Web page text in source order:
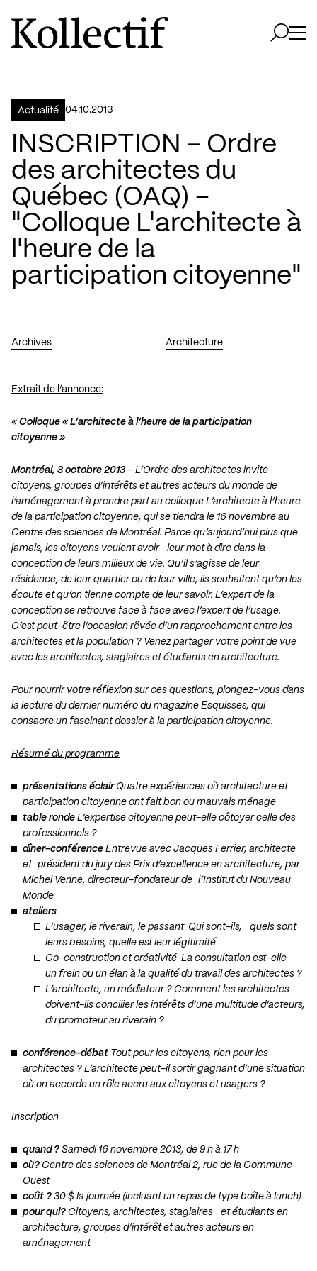
Aller à la page d'accueil
Logo Kollectif
Actualité 04.10.2013
INSCRIPTION – Ordre
des architectes du
Québec (OAQ) –
"Colloque L'architecte à
l'heure de la
participation citoyenne"
Archives Architecture
Extrait de l’annonce:
« Colloque « L’architecte à l’heure de la participation
citoyenne »
Montréal, 3 octobre 2013 – L’Ordre des architectes invite
citoyens, groupes d’intérêts et autres acteurs du monde de
l’aménagement à prendre part au colloque L’architecte à l’heure
de la participation citoyenne, qui se tiendra le 16 novembre au
Centre des sciences de Montréal. Parce qu’aujourd’hui plus que
jamais, les citoyens veulent avoir leur mot à dire dans la
conception de leurs milieux de vie. Qu’il s’agisse de leur
résidence, de leur quartier ou de leur ville, ils souhaitent qu’on les
écoute et qu’on tienne compte de leur savoir. L’expert de la
conception se retrouve face à face avec l’expert de l’usage.
C’est peut-être l’occasion rêvée d’un rapprochement entre les
architectes et la population ? Venez partager votre point de vue
avec les architectes, stagiaires et étudiants en architecture.
Pour nourrir votre réflexion sur ces questions, plongez-vous dans
la lecture du dernier numéro du magazine Esquisses, qui
consacre un fascinant dossier à la participation citoyenne.
Résumé du programme
présentations éclair Quatre expériences où architecture et
participation citoyenne ont fait bon ou mauvais ménage
table ronde L’expertise citoyenne peut-elle côtoyer celle des
professionnels ?
dîner-conférence Entrevue avec Jacques Ferrier, architecte
et président du jury des Prix d’excellence en architecture, par
Michel Venne, directeur-fondateur de l’Institut du Nouveau
Monde
ateliers
L’usager, le riverain, le passant Qui sont-ils, quels sont
leurs besoins, quelle est leur légitimité
Co-construction et créativité La consultation est-elle
un frein ou un élan à la qualité du travail des architectes ?
L’architecte, un médiateur ? Comment les architectes
doivent-ils concilier les intérêts d’une multitude d’acteurs,
du promoteur au riverain ?
conférence-débat Tout pour les citoyens, rien pour les
architectes ? L’architecte peut-il sortir gagnant d’une situation
où on accorde un rôle accru aux citoyens et usagers ?
Inscription
quand ? Samedi 16 novembre 2013, de 9 h à 17 h
où? Centre des sciences de Montréal 2, rue de la Commune
Ouest
coût ? 30 $ la journée (incluant un repas de type boîte à lunch)
pour qui? Citoyens, architectes, stagiaires et étudiants en
architecture, groupes d’intérêt et autres acteurs en
aménagement